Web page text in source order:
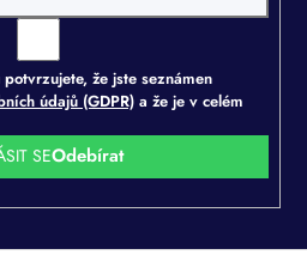
že jste seznámen
údajů (GDPR)a že je v celém
SE